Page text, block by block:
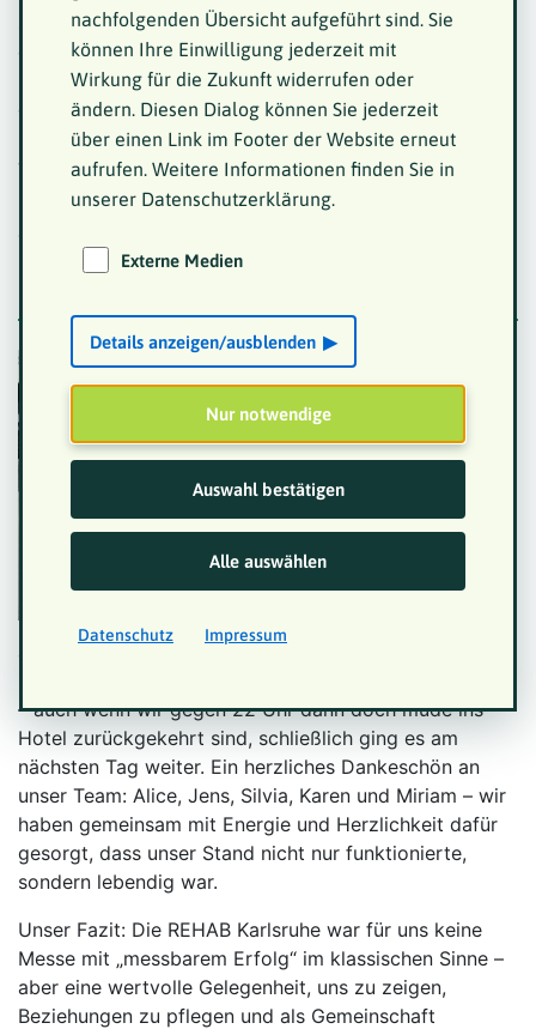
sein, damit die Menschen sehen, dass es uns gibt. Es
geht heute nicht mehr darum, auf einer Messe
möglichst viele neue Mitglieder zu gewinnen – das ist
eher selten. Viel wichtiger ist das Netzwerken, der
persönliche Austausch, und dass sich herumspricht,
welche Angebote es gibt. In dieser Hinsicht war die
REHAB für uns eine echte Bereicherung.
Weitere Eindrücke von der
Besonders schön war
auch das Wiedersehen
mit bekannten
Gesichtern – und
natürlich das
gemeinsame Messe-
Event, bei dem es ein
großes Abendessen mit
Musik und lockerer
an dem Abend einfach vor Ort geblieben und haben
– auch wenn wir gegen 22 Uhr dann doch müde ins
Hotel zurückgekehrt sind, schließlich ging es am
nächsten Tag weiter. Ein herzliches Dankeschön an
unser Team: Alice, Jens, Silvia, Karen und Miriam – wir
haben gemeinsam mit Energie und Herzlichkeit dafür
gesorgt, dass unser Stand nicht nur funktionierte,
sondern lebendig war.
Unser Fazit: Die REHAB Karlsruhe war für uns keine
Messe mit „messbarem Erfolg“ im klassischen Sinne –
aber eine wertvolle Gelegenheit, uns zu zeigen,
Beziehungen zu pflegen und als Gemeinschaft
nachfolgenden Übersicht aufgeführt sind. Sie
können Ihre Einwilligung jederzeit mit
Wirkung für die Zukunft widerrufen oder
ändern. Diesen Dialog können Sie jederzeit
über einen Link im Footer der Website erneut
aufrufen. Weitere Informationen finden Sie in
unserer Datenschutzerklärung.
Externe Medien
Details anzeigen/ausblenden
Nur notwendige
Auswahl bestätigen
Alle auswählen
Datenschutz Impressum